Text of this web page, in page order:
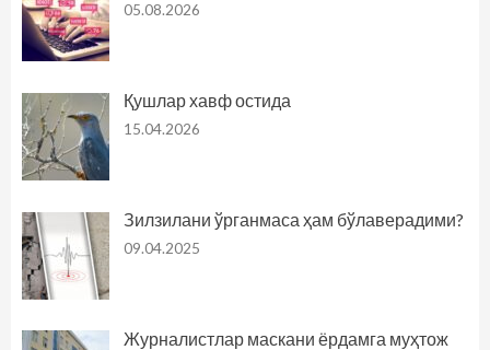
05.08.2026
Қушлар хавф остида
15.04.2026
Зилзилани ўрганмаса ҳам бўлаверадими?
09.04.2025
Журналистлар маскани ёрдамга муҳтож